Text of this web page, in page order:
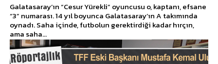
Galatasaray’ın “Cesur Yürekli” oyuncusu o, kaptanı, efsane
“3” numarası. 14 yıl boyunca Galatasaray’ın A takımında
oynadı. Saha içinde, futbolun gerektirdiği kadar hırçın,
ama saha...